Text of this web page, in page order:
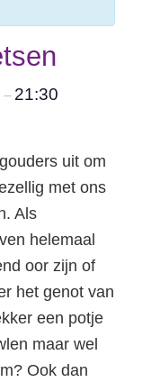
– 21:30
uit om
met ons
Als
helemaal
oor zijn of
het genot van
een potje
maar wel
Ook dan